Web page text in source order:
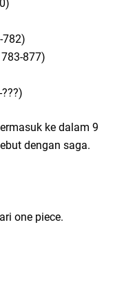
782)
877)
ke dalam 9
dengan saga.
one piece.